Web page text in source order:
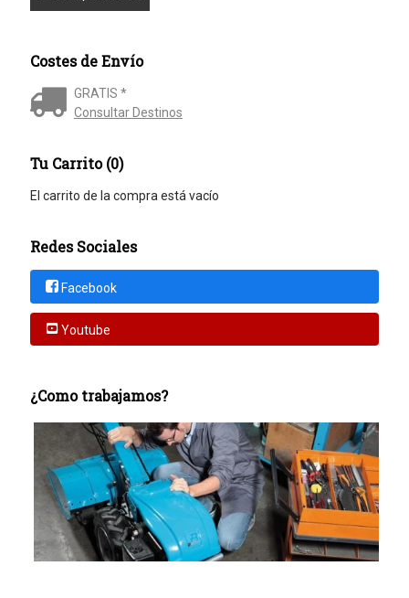
Costes de Envío
GRATIS *
Consultar Destinos
Tu Carrito (0)
El carrito de la compra está vacío
Redes Sociales
Facebook
Youtube
¿Como trabajamos?